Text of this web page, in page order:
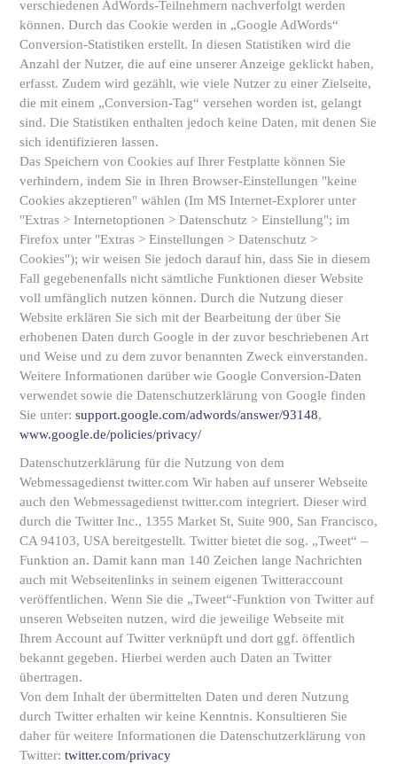
verschiedenen AdWords-Teilnehmern nachverfolgt werden
können. Durch das Cookie werden in „Google AdWords“
Conversion-Statistiken erstellt. In diesen Statistiken wird die
Anzahl der Nutzer, die auf eine unserer Anzeige geklickt haben,
erfasst. Zudem wird gezählt, wie viele Nutzer zu einer Zielseite,
die mit einem „Conversion-Tag“ versehen worden ist, gelangt
sind. Die Statistiken enthalten jedoch keine Daten, mit denen Sie
sich identifizieren lassen.
Das Speichern von Cookies auf Ihrer Festplatte können Sie
verhindern, indem Sie in Ihren Browser-Einstellungen "keine
Cookies akzeptieren" wählen (Im MS Internet-Explorer unter
"Extras > Internetoptionen > Datenschutz > Einstellung"; im
Firefox unter "Extras > Einstellungen > Datenschutz >
Cookies"); wir weisen Sie jedoch darauf hin, dass Sie in diesem
Fall gegebenenfalls nicht sämtliche Funktionen dieser Website
voll umfänglich nutzen können. Durch die Nutzung dieser
Website erklären Sie sich mit der Bearbeitung der über Sie
erhobenen Daten durch Google in der zuvor beschriebenen Art
und Weise und zu dem zuvor benannten Zweck einverstanden.
Weitere Informationen darüber wie Google Conversion-Daten
verwendet sowie die Datenschutzerklärung von Google finden
Sie unter: support.google.com/adwords/answer/93148,
www.google.de/policies/privacy/
Datenschutzerklärung für die Nutzung von dem
Webmessagedienst twitter.com Wir haben auf unserer Webseite
auch den Webmessagedienst twitter.com integriert. Dieser wird
durch die Twitter Inc., 1355 Market St, Suite 900, San Francisco,
CA 94103, USA bereitgestellt. Twitter bietet die sog. „Tweet“ –
Funktion an. Damit kann man 140 Zeichen lange Nachrichten
auch mit Webseitenlinks in seinem eigenen Twitteraccount
veröffentlichen. Wenn Sie die „Tweet“-Funktion von Twitter auf
unseren Webseiten nutzen, wird die jeweilige Webseite mit
Ihrem Account auf Twitter verknüpft und dort ggf. öffentlich
bekannt gegeben. Hierbei werden auch Daten an Twitter
übertragen.
Von dem Inhalt der übermittelten Daten und deren Nutzung
durch Twitter erhalten wir keine Kenntnis. Konsultieren Sie
daher für weitere Informationen die Datenschutzerklärung von
Twitter: twitter.com/privacy